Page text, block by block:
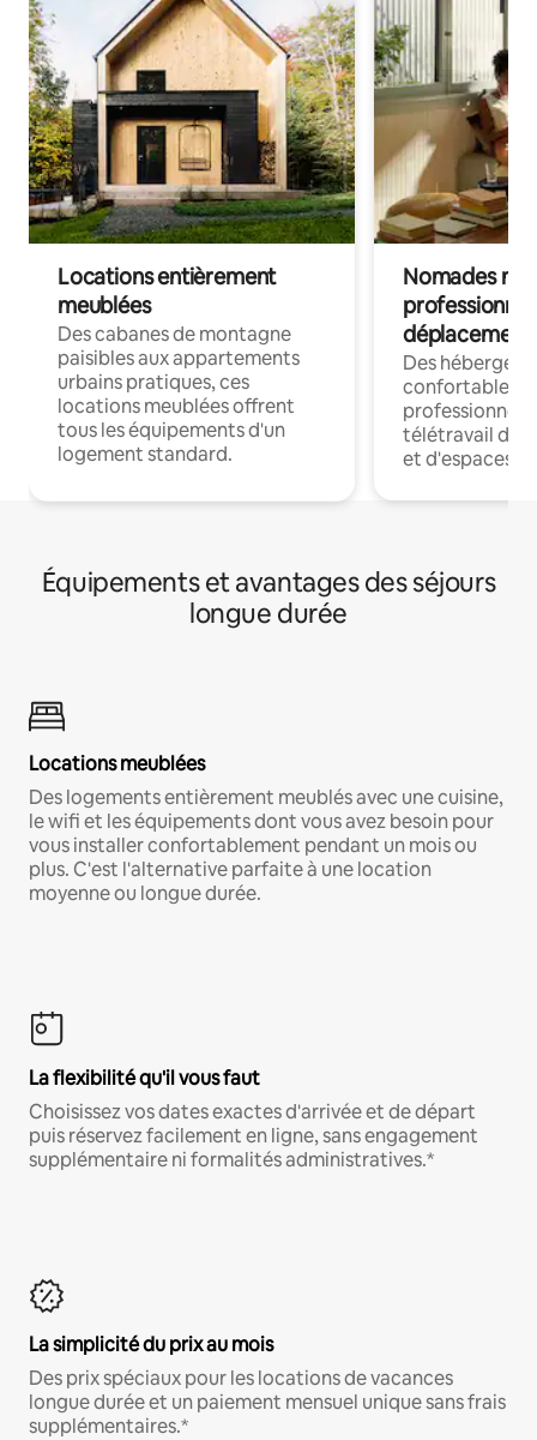
Locations entièrement
meublées
Des cabanes de montagne
paisibles aux appartements
urbains pratiques, ces
locations meublées offrent
tous les équipements d'un
logement standard.
Nomades
déplacement
Des
confortables
professionnels
télétravail
et d'espaces
Équipements et avantages des séjours
longue durée
Locations meublées
Des logements entièrement meublés avec une cuisine,
le wifi et les équipements dont vous avez besoin pour
vous installer confortablement pendant un mois ou
plus. C'est l'alternative parfaite à une location
moyenne ou longue durée.
La flexibilité qu'il vous faut
Choisissez vos dates exactes d'arrivée et de départ
puis réservez facilement en ligne, sans engagement
supplémentaire ni formalités administratives.*
La simplicité du prix au mois
Des prix spéciaux pour les locations de vacances
longue durée et un paiement mensuel unique sans frais
supplémentaires.*